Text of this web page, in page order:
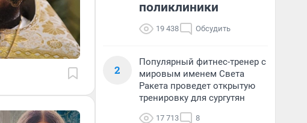
поликлиники
19 438 Обсудить
2
Популярный фитнес-тренер с
мировым именем Света
Ракета проведет открытую
тренировку для сургутян
17 713 8